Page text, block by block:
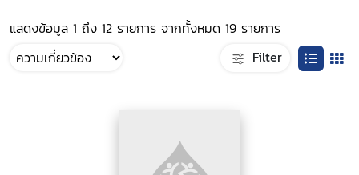
แสดงข้อมูล 1 ถึง 12 รายการ จากทั้งหมด 19 รายการ
Filter